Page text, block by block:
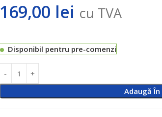
169,00 lei cu TVA
Disponibil pentru pre-comenzi
Adaugă În